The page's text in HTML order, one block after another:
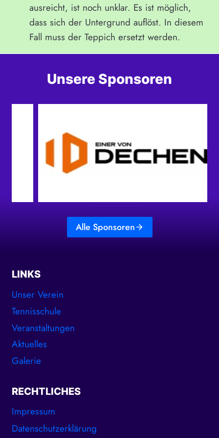
ausreicht, ist noch unklar. Es ist möglich,
dass sich der Untergrund auflöst. In diesem
Fall muss der Teppich ersetzt werden.
Unsere Sponsoren
Alle Sponsoren
LINKS
Unser Verein
Tennisschule
Veranstaltungen
Aktuelles
Galerie
RECHTLICHES
Impressum
Datenschutzerklärung